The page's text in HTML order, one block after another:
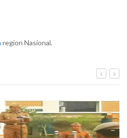
region Nasional.